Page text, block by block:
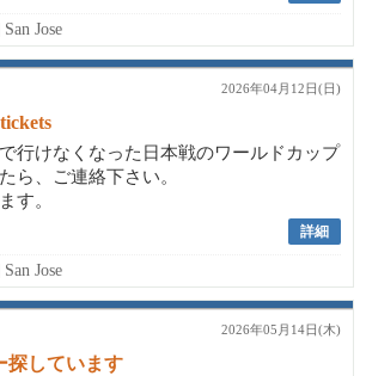
San Jose
2026年04月12日(日)
行けなくなった日本戦のワールドカップ
ら、ご連絡下さい。
す。
詳細
San Jose
2026年05月14日(木)
探しています